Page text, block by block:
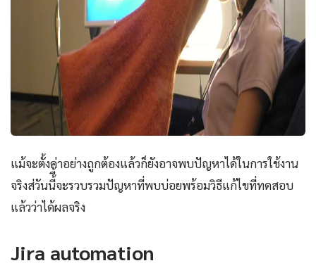
แม้จะตั้งค่าอย่างถูกต้องแล้วก็ยังอาจพบปัญหาได้ในการใช้งาน
จริงส่วันนี้ี้จะรวบรวมปัญหาที่พบบ่อยพร้อมวิธีแก้ไขที่ทดสอบ
แล้วว่าได้ผลจริง
Jira automation